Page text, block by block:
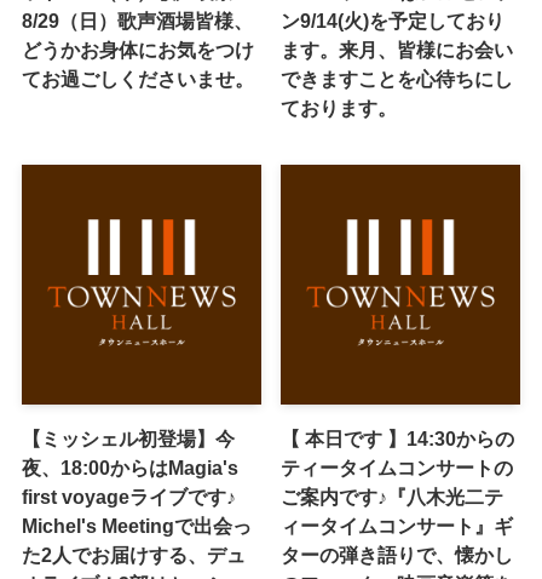
8/29（日）歌声酒場皆様、
どうかお身体にお気をつけ
てお過ごしくださいませ。
ン9/14(火)を予定しており
ます。来月、皆様にお会い
できますことを心待ちにし
ております。
【ミッシェル初登場】今
夜、18:00からはMagia's
first voyageライブです♪
Michel's Meetingで出会っ
た2人でお届けする、デュ
【 本日です 】14:30からの
ティータイムコンサートの
ご案内です♪『八木光二テ
ィータイムコンサート』ギ
ターの弾き語りで、懐かし